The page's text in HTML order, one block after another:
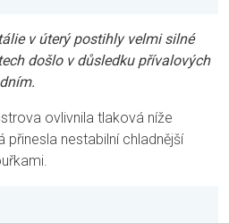
v úterý postihly velmi silné
došlo v důsledku přívalových
ovlivnila tlaková níže
přinesla nestabilní chladnější